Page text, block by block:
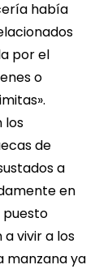
había
por el
o
los
de
a
en
puesto
vivir a los
manzana ya